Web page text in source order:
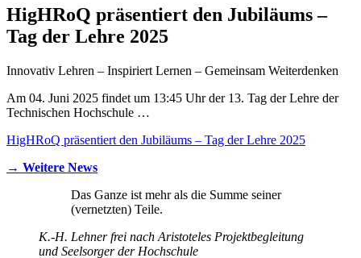
HigHRoQ präsentiert den Jubiläums –
Tag der Lehre 2025
Innovativ Lehren – Inspiriert Lernen – Gemeinsam Weiterdenken
Am 04. Juni 2025 findet um 13:45 Uhr der 13. Tag der Lehre der
Technischen Hochschule …
HigHRoQ präsentiert den Jubiläums – Tag der Lehre 2025
→ Weitere News
Das Ganze ist mehr als die Summe seiner
(vernetzten) Teile.
K.-H. Lehner frei nach Aristoteles Projektbegleitung
und Seelsorger der Hochschule